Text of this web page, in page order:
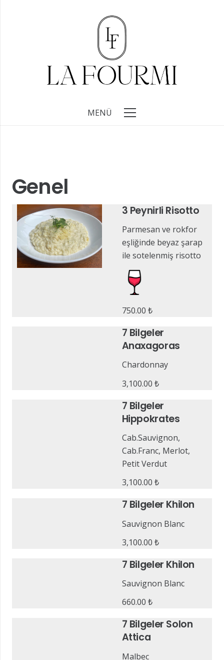
MENÜ
Genel
3 Peynirli Risotto
Parmesan ve rokfor
eşliğinde beyaz şarap
ile sotelenmiş risotto
750.00 ₺
7 Bilgeler
Anaxagoras
Chardonnay
3,100.00 ₺
7 Bilgeler
Hippokrates
Cab.Sauvignon,
Cab.Franc, Merlot,
Petit Verdut
3,100.00 ₺
7 Bilgeler Khilon
Sauvignon Blanc
3,100.00 ₺
7 Bilgeler Khilon
Sauvignon Blanc
660.00 ₺
7 Bilgeler Solon
Attica
Malbec